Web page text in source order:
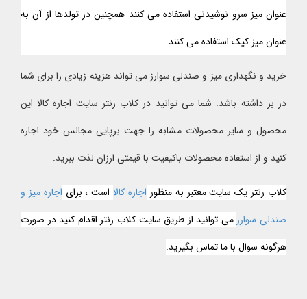
عنوان میز سرو نوشیدنی استفاده می کنند همچنین در تولدها از آن به
عنوان میز کیک استفاده می کنند.
خرید و نگهداری میز و صندلی سوارز می تواند هزینه زیادی را برای شما
در بر داشته باشد. شما می توانید در کلاب رنتر سایت اجاره کالا این
محصول و سایر محصولات مشابه را جهت برپایی مجالس خود اجاره
کنید و از استفاده محصولات باکیفیت با قیمتی ارزان لذت ببرید.
کلاب رنتر یک سایت معتبر به منظور اجاره کالااست ، برای اجاره میز و
صندلی سوارز می توانید از طریق سایت کلاب رنتر اقدام کنید در صورت
هرگونه سوال با ما تماس بگیرید.